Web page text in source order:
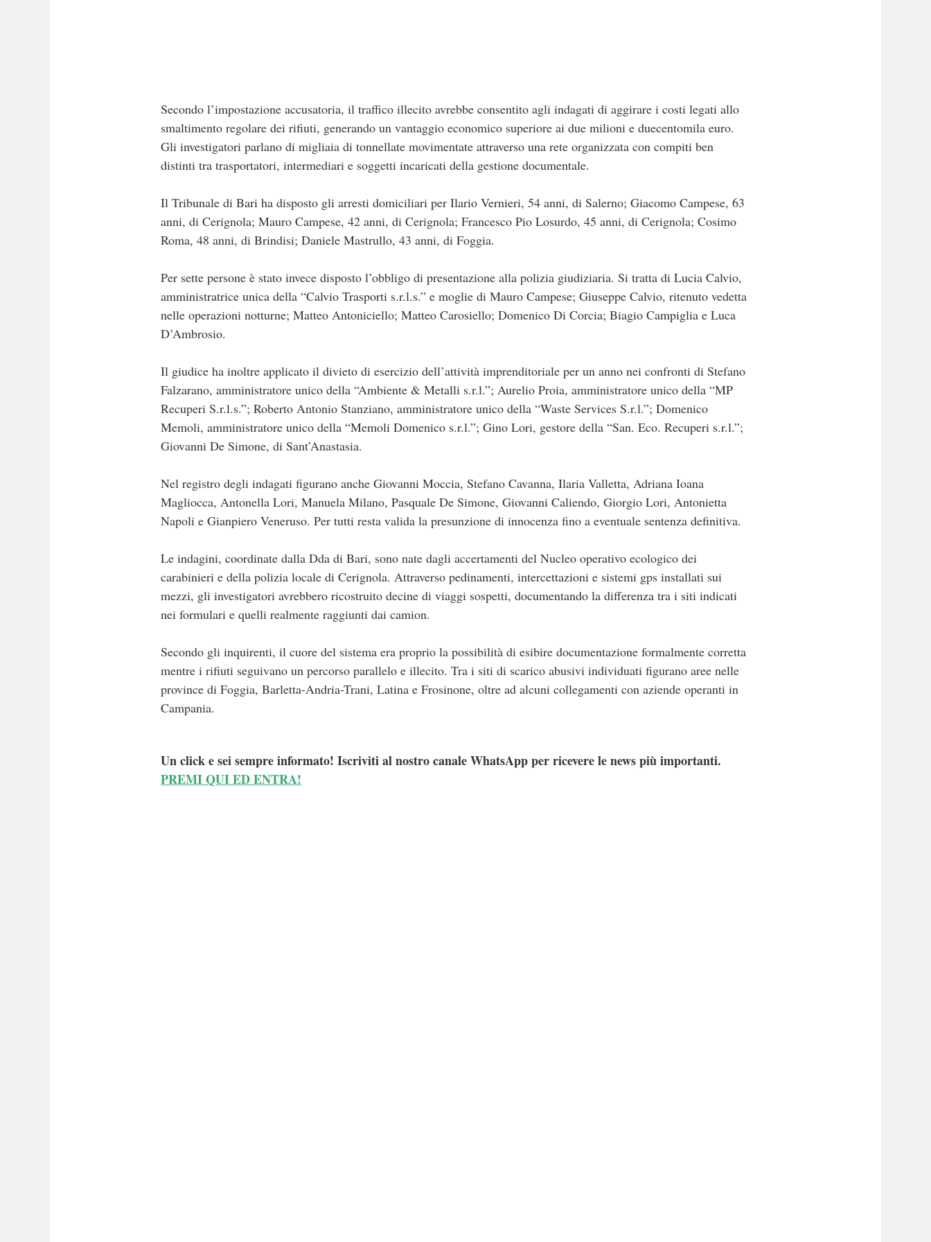
Secondo l’impostazione accusatoria, il traffico illecito avrebbe consentito agli indagati di aggirare i costi legati allo
smaltimento regolare dei rifiuti, generando un vantaggio economico superiore ai due milioni e duecentomila euro.
Gli investigatori parlano di migliaia di tonnellate movimentate attraverso una rete organizzata con compiti ben
distinti tra trasportatori, intermediari e soggetti incaricati della gestione documentale.
Il Tribunale di Bari ha disposto gli arresti domiciliari per Ilario Vernieri, 54 anni, di Salerno; Giacomo Campese, 63
anni, di Cerignola; Mauro Campese, 42 anni, di Cerignola; Francesco Pio Losurdo, 45 anni, di Cerignola; Cosimo
Roma, 48 anni, di Brindisi; Daniele Mastrullo, 43 anni, di Foggia.
Per sette persone è stato invece disposto l’obbligo di presentazione alla polizia giudiziaria. Si tratta di Lucia Calvio,
amministratrice unica della “Calvio Trasporti s.r.l.s.” e moglie di Mauro Campese; Giuseppe Calvio, ritenuto vedetta
nelle operazioni notturne; Matteo Antoniciello; Matteo Carosiello; Domenico Di Corcia; Biagio Campiglia e Luca
D’Ambrosio.
Il giudice ha inoltre applicato il divieto di esercizio dell’attività imprenditoriale per un anno nei confronti di Stefano
Falzarano, amministratore unico della “Ambiente & Metalli s.r.l.”; Aurelio Proia, amministratore unico della “MP
Recuperi S.r.l.s.”; Roberto Antonio Stanziano, amministratore unico della “Waste Services S.r.l.”; Domenico
Memoli, amministratore unico della “Memoli Domenico s.r.l.”; Gino Lori, gestore della “San. Eco. Recuperi s.r.l.”;
Giovanni De Simone, di Sant’Anastasia.
Nel registro degli indagati figurano anche Giovanni Moccia, Stefano Cavanna, Ilaria Valletta, Adriana Ioana
Magliocca, Antonella Lori, Manuela Milano, Pasquale De Simone, Giovanni Caliendo, Giorgio Lori, Antonietta
Napoli e Gianpiero Veneruso. Per tutti resta valida la presunzione di innocenza fino a eventuale sentenza definitiva.
Le indagini, coordinate dalla Dda di Bari, sono nate dagli accertamenti del Nucleo operativo ecologico dei
carabinieri e della polizia locale di Cerignola. Attraverso pedinamenti, intercettazioni e sistemi gps installati sui
mezzi, gli investigatori avrebbero ricostruito decine di viaggi sospetti, documentando la differenza tra i siti indicati
nei formulari e quelli realmente raggiunti dai camion.
Secondo gli inquirenti, il cuore del sistema era proprio la possibilità di esibire documentazione formalmente corretta
mentre i rifiuti seguivano un percorso parallelo e illecito. Tra i siti di scarico abusivi individuati figurano aree nelle
province di Foggia, Barletta-Andria-Trani, Latina e Frosinone, oltre ad alcuni collegamenti con aziende operanti in
Campania.
Un click e sei sempre informato! Iscriviti al nostro canale WhatsApp per ricevere le news più importanti.
PREMI QUI ED ENTRA!